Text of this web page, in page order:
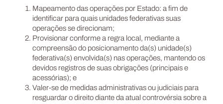
Mapeamento das operações por Estado: a fim de
identificar para quais unidades federativas suas
operações se direcionam;
Provisionar conforme a regra local, mediante a
compreensão do posicionamento da(s) unidade(s)
federativa(s) envolvida(s) nas operações, mantendo os
devidos registros de suas obrigações (principais e
acessórias); e
Valer-se de medidas administrativas ou judiciais para
resguardar o direito diante da atual controvérsia sobre a